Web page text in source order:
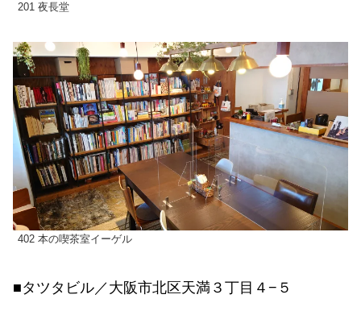
201 夜長堂
402 本の喫茶室イーゲル
■タツタビル／大阪市北区天満３丁目４−５